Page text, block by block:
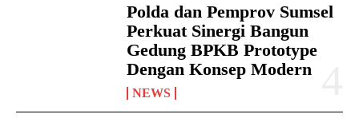
Polda dan Pemprov Sumsel
Perkuat Sinergi Bangun
Gedung BPKB Prototype
Dengan Konsep Modern
NEWS